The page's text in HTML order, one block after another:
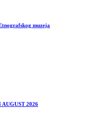
muzeja
2026